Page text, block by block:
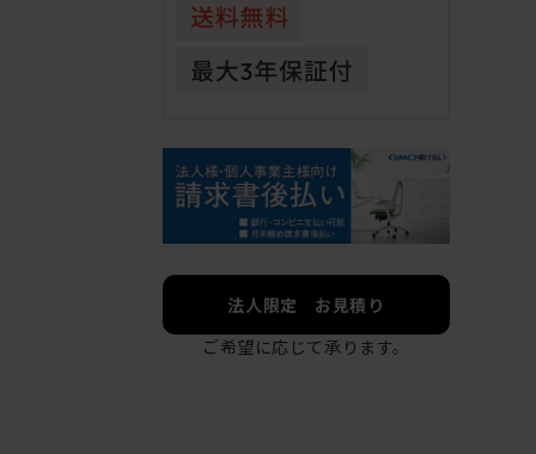
法人限定 お見積り
ご希望に応じて承ります。